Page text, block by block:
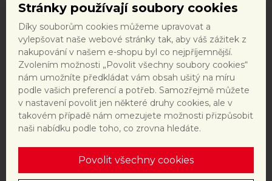
Stránky používají soubory cookies
Díky souborům cookies můžeme upravovat a
vylepšovat naše webové stránky tak, aby váš zážitek z
nakupování v našem e-shopu byl co nejpříjemnější.
Zvolením možnosti „Povolit všechny soubory cookies“
nám umožníte předkládat vám obsah ušitý na míru
podle vašich preferencí a potřeb. Samozřejmě můžete
v nastavení povolit jen některé druhy cookies, ale v
takovém případě nám omezujete možnosti přizpůsobit
naši nabídku podle toho, co zrovna hledáte.
Povolit všechny cookies
Dokumenty ke stažení
Doprava
Reklamační řád
Reklamační formulář
Obchodní podmínky a právní předpisy
Ochrana dat
Nastavení cookies
Tento web je chráněn reCAPTCHA a platízásady ochrany